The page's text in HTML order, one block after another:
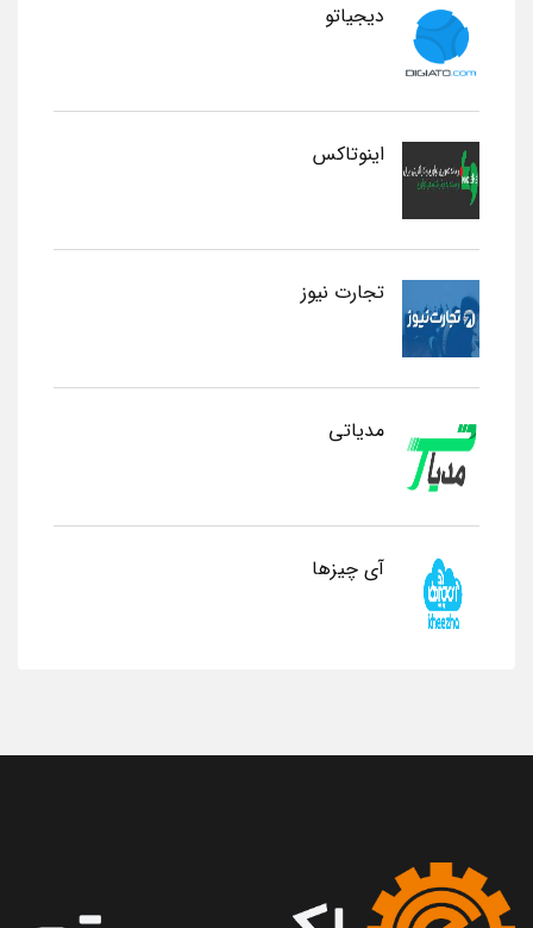
دیجیاتو
اینوتاکس
تجارت نیوز
مدیاتی
آی چیزها